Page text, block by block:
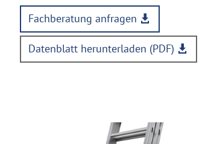
Fachberatung anfragen
Datenblatt herunterladen (PDF)